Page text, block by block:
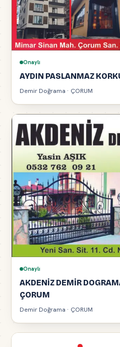
Onaylı
AYDIN PASLANMAZ
Demir Doğrama · ÇORUM
Onaylı
AKDENİZ DEMİR
ÇORUM
Demir Doğrama · ÇORUM